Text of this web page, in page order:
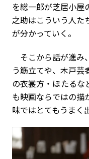
を総一郎が芝居小屋
之助はこういう人た
が分かっていく。
そこから話が進み
う筋立てや、木戸
の衣裳方・ほたるな
も映画ならではの描
味ではとてもうまく